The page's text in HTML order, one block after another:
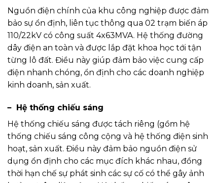
Nguồn điện chính của khu công nghiệp được đảm
bảo sự ổn định, liên tục thông qua 02 trạm biến áp
110/22kV có công suất 4x63MVA. Hệ thống đường
dây điện an toàn và được lắp đặt khoa học tới tận
từng lô đất. Điều này giúp đảm bảo việc cung cấp
điện nhanh chóng, ổn định cho các doanh nghiệp
kinh doanh, sản xuất.
– Hệ thống chiếu sáng
Hệ thống chiếu sáng được tách riêng (gồm hệ
thống chiếu sáng công cộng và hệ thống điện sinh
hoạt, sản xuất. Điều này đảm bảo nguồn điện sử
dụng ổn định cho các mục đích khác nhau, đồng
thời hạn chế sự phát sinh các sự cố có thể gây ảnh